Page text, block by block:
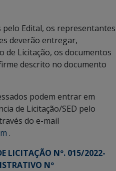
Edital, os representantes
deverão entregar,
de Licitação, os documentos
descrito no documento
podem entrar em
de Licitação/SED pelo
do e-mail
.
LICITAÇÃO Nº. 015/2022-
Nº